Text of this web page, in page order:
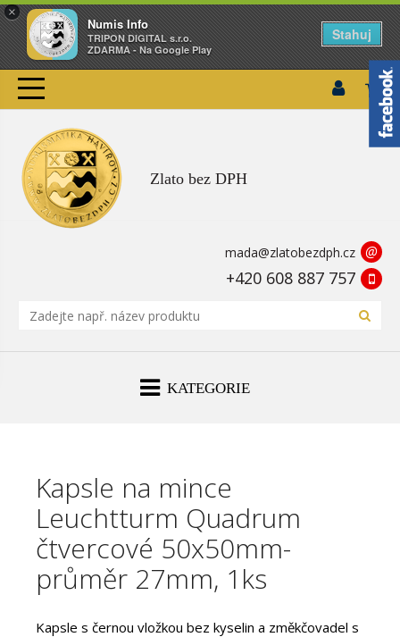
×
Numis Info
TRIPON DIGITAL s.r.o.
ZDARMA - Na Google Play
Stahuj
Zlato bez DPH
mada@zlatobezdph.cz @
+420 608 887 757
KATEGORIE
Kapsle na mince
Leuchtturm Quadrum
čtvercové 50x50mm-
průměr 27mm, 1ks
Kapsle s černou vložkou bez kyselin a změkčovadel s